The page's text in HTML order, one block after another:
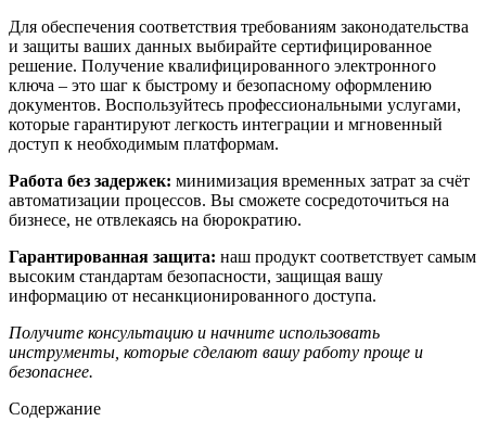
Для обеспечения соответствия требованиям законодательства
и защиты ваших данных выбирайте сертифицированное
решение. Получение квалифицированного электронного
ключа – это шаг к быстрому и безопасному оформлению
документов. Воспользуйтесь профессиональными услугами,
которые гарантируют легкость интеграции и мгновенный
доступ к необходимым платформам.
Работа без задержек: минимизация временных затрат за счёт
автоматизации процессов. Вы сможете сосредоточиться на
бизнесе, не отвлекаясь на бюрократию.
Гарантированная защита: наш продукт соответствует самым
высоким стандартам безопасности, защищая вашу
информацию от несанкционированного доступа.
Получите консультацию и начните использовать
инструменты, которые сделают вашу работу проще и
безопаснее.
Содержание